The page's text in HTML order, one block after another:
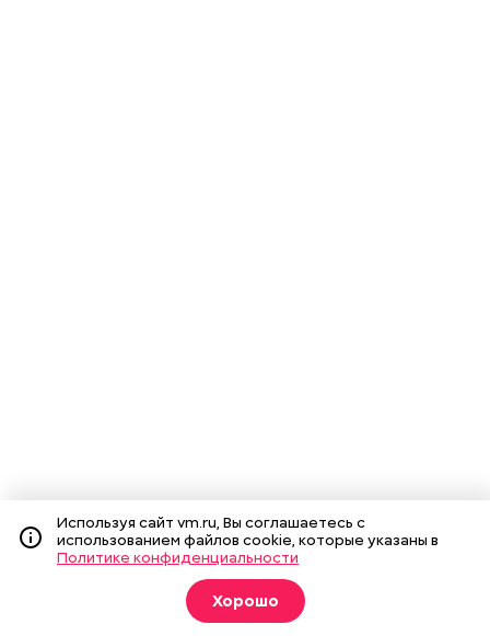
Используя сайт vm.ru, Вы соглашаетесь с
использованием файлов cookie, которые указаны в
Политике конфиденциальности
Хорошо